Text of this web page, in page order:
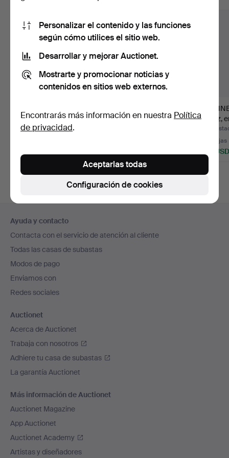
con etiqueta, Linne…
Subastado 27 jul 2026
segunda mitad del sig…
Tapiz,
10 pujas
85 USD
en
el
pie
de
página
Ayuda y contacto
Contacta con el servicio de atención al cliente
Todas las casas de subastas
Modos de pago
Enviamos con
Redes sociales
Auctionet
Acerca de Auctionet
Trabaja con nosotros
Adhiere tu casa de subastas
La garantía Auctionet
Más información de Auctionet
Auctionet Magazine
App Auctionet
Auctionet Academy
Artistas y diseñadores
Personalizar el contenido y las funciones
según cómo utilices el sitio web.
Desarrollar y mejorar Auctionet.
Mostrarte y promocionar noticias y
contenidos en sitios web externos.
Encontrarás más información en nuestra Política
de privacidad.
Configuración de cookies
Aceptarlas todas